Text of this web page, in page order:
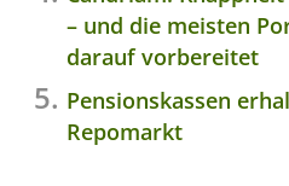
– und die meisten
darauf vorbereitet
Pensionskassen
Repomarkt